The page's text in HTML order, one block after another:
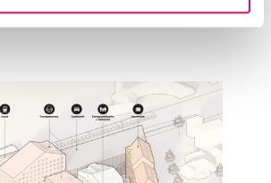
743 7536,press@yit.fi